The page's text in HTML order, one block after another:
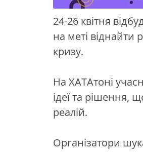
24-26 квітня
на меті віднайти
кризу.
На ХАТАтоні
ідеї та рішення,
реалій.
Організатори